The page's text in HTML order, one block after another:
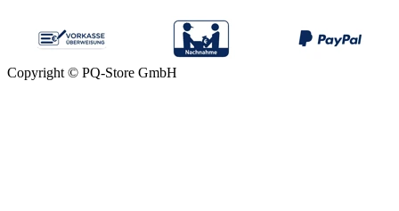
Copyright © PQ-Store GmbH